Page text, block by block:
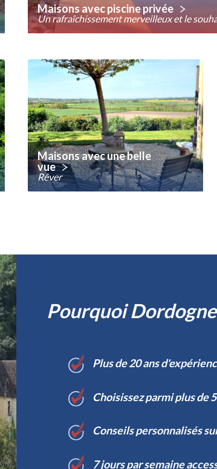
Maisons avec piscine privée
Un rafraîchissement merveilleux et le
Maisons avec une belle
vue
Rêver
Pourquoi
Plus de 20 ans
Choisissez parmi plus de
Conseils personnalisés
7 jours par semaine